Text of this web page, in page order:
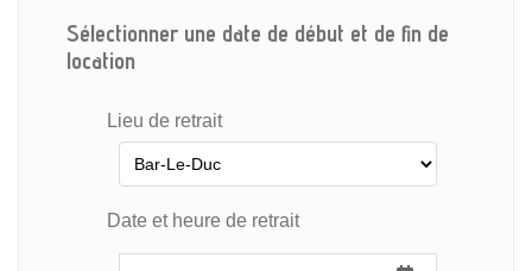
Sélectionner une date de début et de fin de
location
Lieu de retrait
Date et heure de retrait